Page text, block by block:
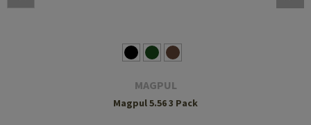
MAGPUL
Magpul 5.56 3 Pack